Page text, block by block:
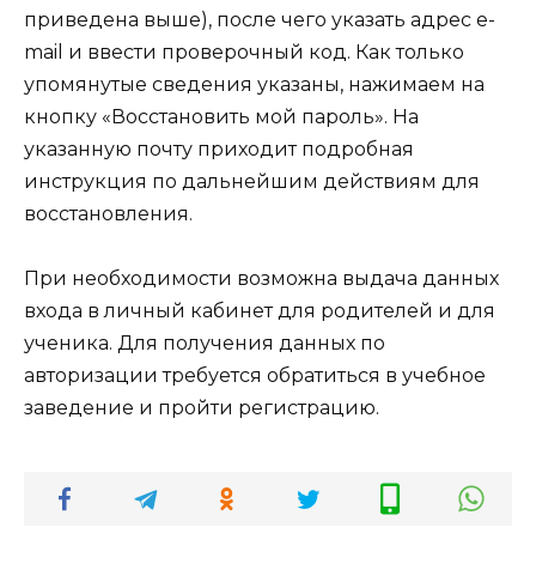
приведена выше), после чего указать адрес e-
mail и ввести проверочный код. Как только
упомянутые сведения указаны, нажимаем на
кнопку «Восстановить мой пароль». На
указанную почту приходит подробная
инструкция по дальнейшим действиям для
восстановления.
При необходимости возможна выдача данных
входа в личный кабинет для родителей и для
ученика. Для получения данных по
авторизации требуется обратиться в учебное
заведение и пройти регистрацию.